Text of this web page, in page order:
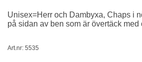
Unisex=Herr och Dambyxa, Chaps i
på sidan av ben som är övertäck med
Art.nr: 5535